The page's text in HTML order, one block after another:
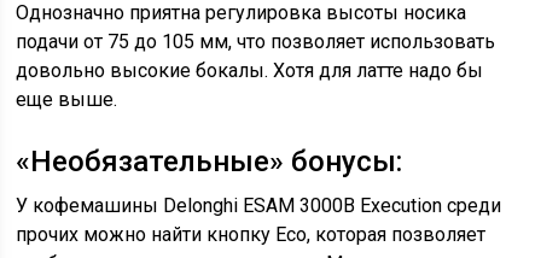
Однозначно приятна регулировка высоты носика
подачи от 75 до 105 мм, что позволяет использовать
довольно высокие бокалы. Хотя для латте надо бы
еще выше.
«Необязательные» бонусы:
У кофемашины Delonghi ESAM 3000B Execution среди
прочих можно найти кнопку Eco, которая позволяет